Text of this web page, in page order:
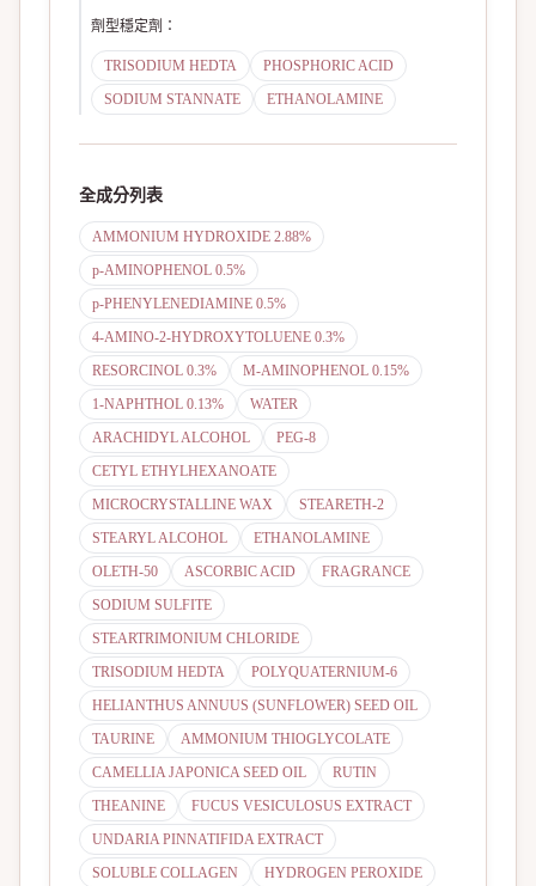
劑型穩定劑 ：
TRISODIUM HEDTA
PHOSPHORIC ACID
SODIUM STANNATE
ETHANOLAMINE
全成分列表
AMMONIUM HYDROXIDE 2.88%
p-AMINOPHENOL 0.5%
p-PHENYLENEDIAMINE 0.5%
4-AMINO-2-HYDROXYTOLUENE 0.3%
RESORCINOL 0.3%
M-AMINOPHENOL 0.15%
1-NAPHTHOL 0.13%
WATER
ARACHIDYL ALCOHOL
PEG-8
CETYL ETHYLHEXANOATE
MICROCRYSTALLINE WAX
STEARETH-2
STEARYL ALCOHOL
ETHANOLAMINE
OLETH-50
ASCORBIC ACID
FRAGRANCE
SODIUM SULFITE
STEARTRIMONIUM CHLORIDE
TRISODIUM HEDTA
POLYQUATERNIUM-6
HELIANTHUS ANNUUS (SUNFLOWER) SEED OIL
TAURINE
AMMONIUM THIOGLYCOLATE
CAMELLIA JAPONICA SEED OIL
RUTIN
THEANINE
FUCUS VESICULOSUS EXTRACT
UNDARIA PINNATIFIDA EXTRACT
SOLUBLE COLLAGEN
HYDROGEN PEROXIDE